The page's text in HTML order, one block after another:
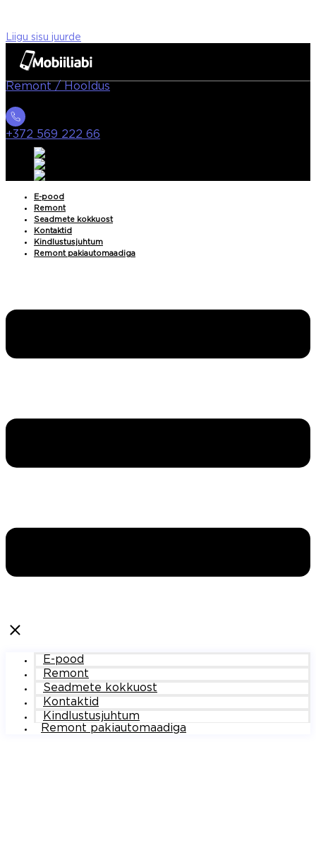
Liigu sisu juurde
Remont / Hooldus
+372 569 222 66
E-pood
Remont
Seadmete kokkuost
Kontaktid
Kindlustusjuhtum
Remont pakiautomaadiga
E-pood
Remont
Seadmete kokkuost
Kontaktid
Kindlustusjuhtum
Remont pakiautomaadiga